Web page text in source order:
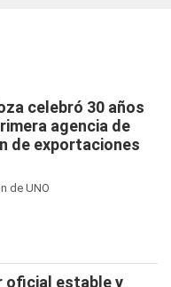
celebró 30 años
agencia de
de exportaciones
de UNO
oficial estable y